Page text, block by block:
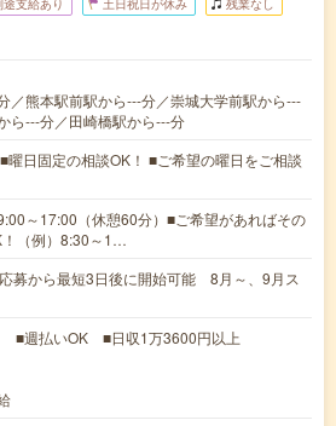
途支給あり 土日祝日が休み 残業なし
／熊本駅前駅から---分／崇城大学前駅から---
ら---分／田崎橋駅から---分
曜日固定の相談OK！ ■ご希望の曜日をご相談
～17:00（休憩60分）■ご希望があればその
！（例）8:30～1…
募から最短3日後に開始可能 8月～、9月ス
■週払いOK ■日収1万3600円以上